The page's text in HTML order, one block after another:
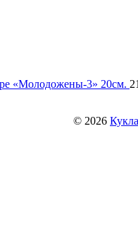
«Молодожены-3» 20см.
© 2026